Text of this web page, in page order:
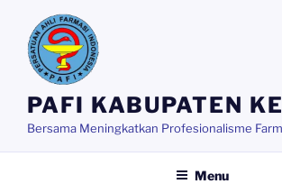
content
PAFI KABUPATEN
Bersama Meningkatkan Profesionalisme
Menu